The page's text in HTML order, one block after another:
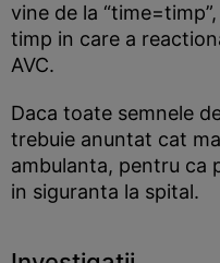
vine de la
timp in care a
AVC.
Daca toate semnele
trebuie anuntat cat
ambulanta, pentru ca
in siguranta la spital.